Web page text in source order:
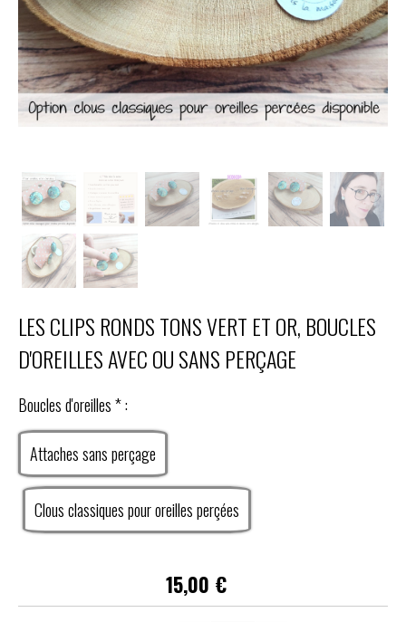
LES CLIPS RONDS TONS VERT ET OR, BOUCLES
D'OREILLES AVEC OU SANS PERÇAGE
Boucles d'oreilles*:
Attaches sans perçage
Clous classiques pour oreilles perçées
15,00 €